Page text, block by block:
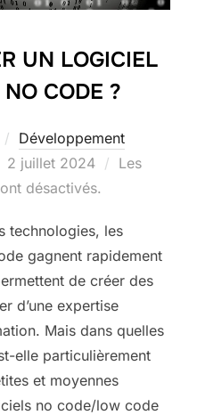
UN LOGICIEL
CODE ?
Développement
Publié
le
2 juillet 2024
Les
désactivés.
technologies, les
gagnent rapidement
de créer des
d’une expertise
Mais dans quelles
elle particulièrement
et moyennes
no code/low code